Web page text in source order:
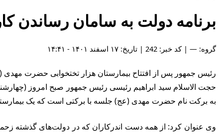
برنامه دولت به سامان رساندن
گروه: — | کد خبر: 242 | تاریخ: ۱۷ اسفند ۱۴۰۱ - ۱۴:۴۱
رئیس جمهور پس از افتتاح بیمارستان هزار تختخوابی حضرت
حجت الاسلام سید ابراهیم رئیسی رئیس جمهور صبح امروز
به برکت نام حضرت مهدی (عج) جلسه با برکتی است که یک
وی عنوان کرد: از همه دست اندرکاران که در دولت‌های گذشته